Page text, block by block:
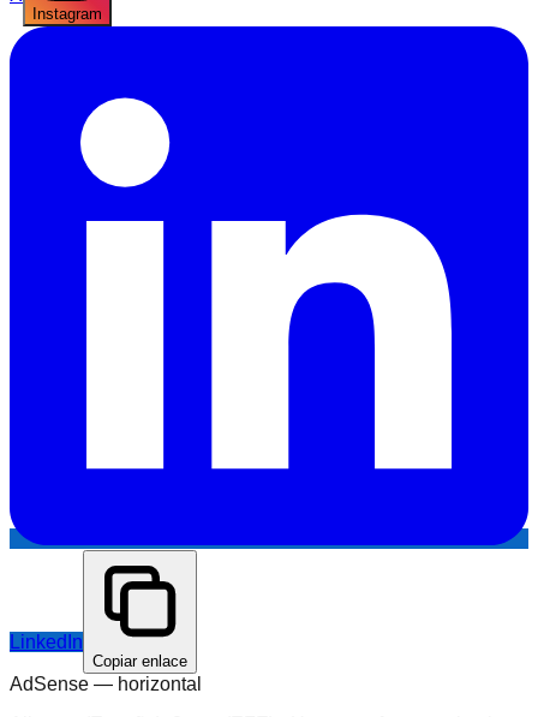
Instagram
LinkedIn
Copiar enlace
AdSense — horizontal